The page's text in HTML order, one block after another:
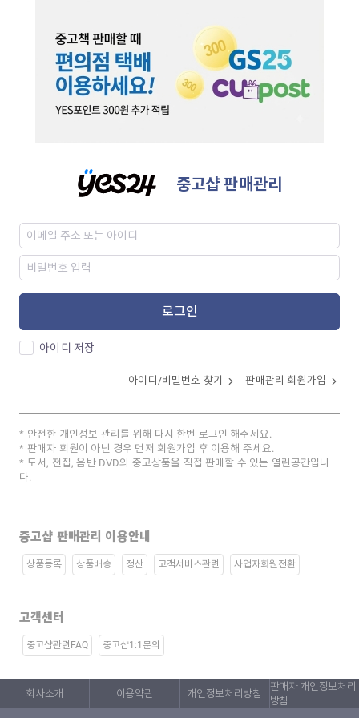
중고샵 판매관리
로그인
아이디 저장
아이디/비밀번호 찾기 판매관리 회원가입
안전한 개인정보 관리를 위해 다시 한번 로그인 해주세요.
판매자 회원이 아닌 경우 먼저 회원가입 후 이용해 주세요.
도서, 전집, 음반 DVD의 중고상품을 직접 판매할 수 있는 열린공간입니
다.
중고샵 판매관리 이용안내
상품등록 상품배송 정산 고객서비스관련 사업자회원전환
고객센터
중고샵관련FAQ 중고샵1:1문의
회사소개 이용약관 개인정보처리방침
판매자 개인정보처리
방침